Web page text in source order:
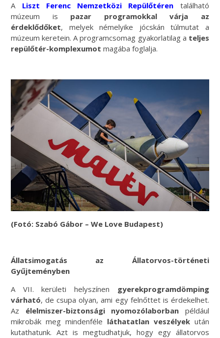
A Liszt Ferenc Nemzetközi Repülőtéren található
múzeum is pazar programokkal várja az
érdeklődőket, melyek némelyike jócskán túlmutat a
múzeum keretein. A programcsomag gyakorlatilag a teljes
repülőtér-komplexumot magába foglalja.
(Fotó: Szabó Gábor – We Love Budapest)
Állatsimogatás az Állatorvos-történeti
Gyűjteményben
A VII. kerületi helyszínen gyerekprogramdömping
várható, de csupa olyan, ami egy felnőttet is érdekelhet.
Az élelmiszer-biztonsági nyomozólaborban például
mikrobák meg mindenféle láthatatlan veszélyekután
kutathatunk. Azt is megtudhatjuk, hogy egy állatorvos